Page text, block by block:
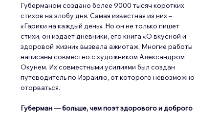
Губерманом создано более 9000 тысяч коротких
стихов на злобу дня. Самая известная из них –
«Гарики на каждый день». Но он не только пишет
стихи, он издает дневники, его книга «О вкусной и
здоровой жизни» вызвала ажиотаж. Многие работы
написаны совместно с художником Александром
Окунем. Их совместными усилиями был создан
путеводитель по Израилю, от которого невозможно
оторваться.
Губерман — больше, чем поэт здорового и доброго